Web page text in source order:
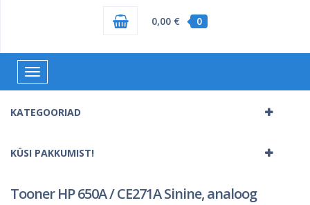
0
0,00 €
Toggle
navigation
KATEGOORIAD
KÜSI PAKKUMIST!
Tooner HP 650A / CE271A Sinine, analoog